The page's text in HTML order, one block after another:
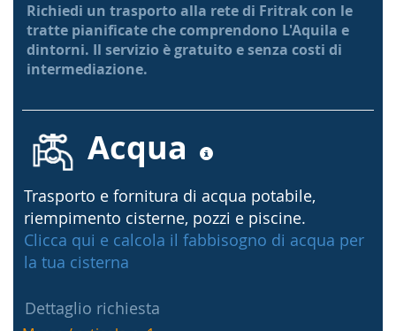
Richiedi un trasporto alla rete di Fritrak con le
tratte pianificate che comprendono L'Aquila e
dintorni. Il servizio è gratuito e senza costi di
intermediazione.
Acqua
Trasporto e fornitura di acqua potabile,
riempimento cisterne, pozzi e piscine.
Clicca qui e calcola il fabbisogno di acqua per
la tua cisterna
Dettaglio richiesta